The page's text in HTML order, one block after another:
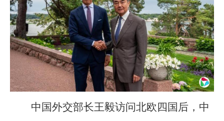
中国外交部长王毅访问北欧四国后，中